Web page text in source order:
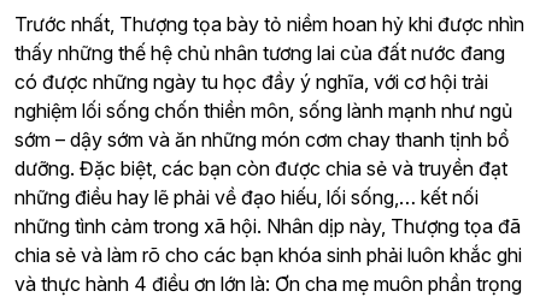
Trước nhất, Thượng tọa bày tỏ niềm hoan hỷ khi được nhìn
thấy những thế hệ chủ nhân tương lai của đất nước đang
có được những ngày tu học đầy ý nghĩa, với cơ hội trải
nghiệm lối sống chốn thiền môn, sống lành mạnh như ngủ
sớm – dậy sớm và ăn những món cơm chay thanh tịnh bổ
dưỡng. Đặc biệt, các bạn còn được chia sẻ và truyền đạt
những điều hay lẽ phải về đạo hiếu, lối sống,… kết nối
những tình cảm trong xã hội. Nhân dịp này, Thượng tọa đã
chia sẻ và làm rõ cho các bạn khóa sinh phải luôn khắc ghi
và thực hành 4 điều ơn lớn là: Ơn cha mẹ muôn phần trọng